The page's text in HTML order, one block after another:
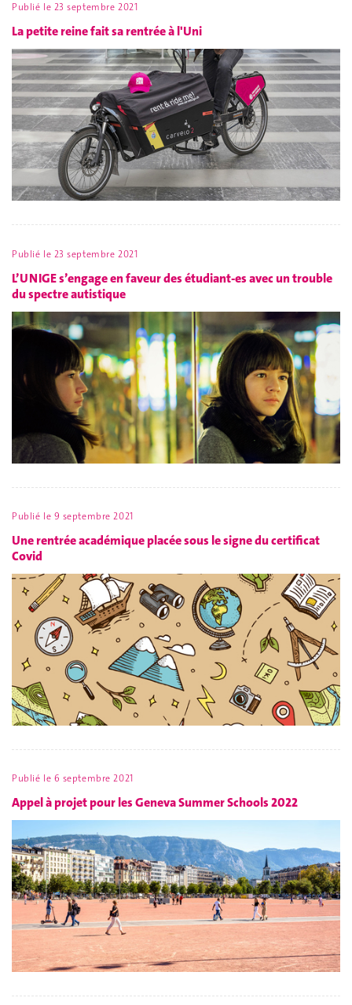
Publié le 23 septembre 2021
La petite reine fait sa rentrée à l'Uni
Publié le 23 septembre 2021
L’UNIGE s’engage en faveur des étudiant-es avec un trouble
du spectre autistique
Publié le 9 septembre 2021
Une rentrée académique placée sous le signe du certificat
Covid
Publié le 6 septembre 2021
Appel à projet pour les Geneva Summer Schools 2022